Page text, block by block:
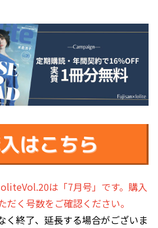
は「7月号」です。購入
く号数をご確認ください。
終了、延長する場合がございま